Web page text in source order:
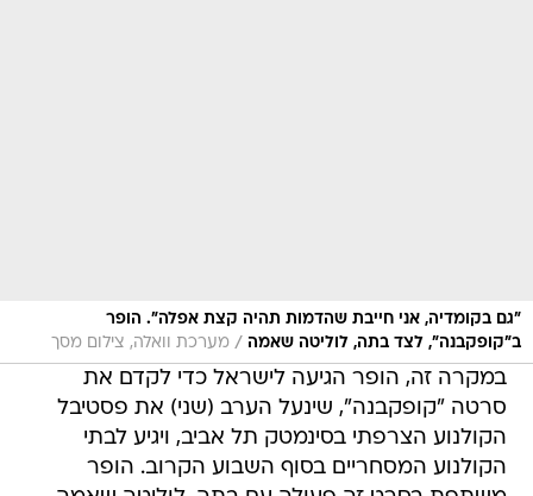
"גם בקומדיה, אני חייבת שהדמות תהיה קצת אפלה". הופר
ב"קופקבנה", לצד בתה, לוליטה שאמה / מערכת וואלה, צילום מסך
במקרה זה, הופר הגיעה לישראל כדי לקדם את
סרטה "קופקבנה", שינעל הערב (שני) את פסטיבל
הקולנוע הצרפתי בסינמטק תל אביב, ויגיע לבתי
הקולנוע המסחריים בסוף השבוע הקרוב. הופר